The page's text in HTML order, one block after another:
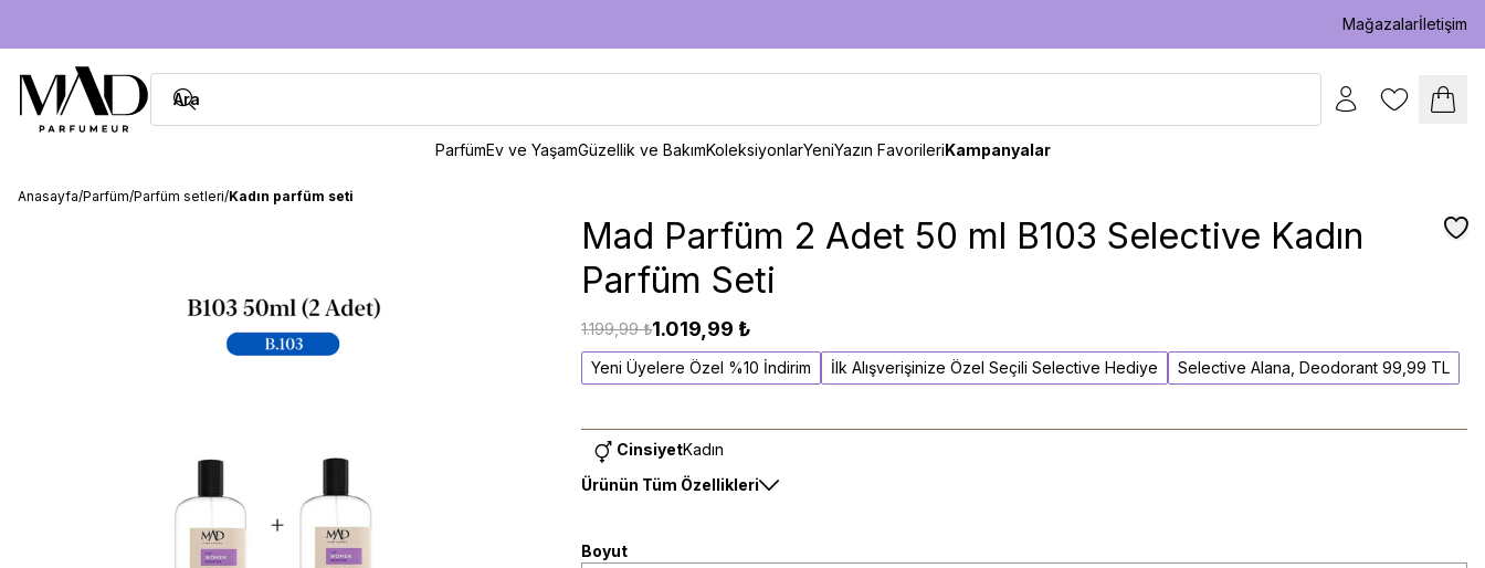
Mağazalarİletişim
ParfümEv ve YaşamGüzellik ve BakımKoleksiyonlarYeniYazın FavorileriKampanyalar
Anasayfa/Parfüm/Parfüm setleri/Kadın parfüm seti
Mad Parfüm 2 Adet 50 ml B103 Selective Kadın
Parfüm Seti
1.199,99 ₺1.019,99 ₺
Boyut
Yeni Üyelere Özel %10 İndirim İlk Alışverişinize Özel Seçili Selective Hediye Selective Alana, Deodorant 99,99 TL
CinsiyetKadın
Ürünün Tüm Özellikleri